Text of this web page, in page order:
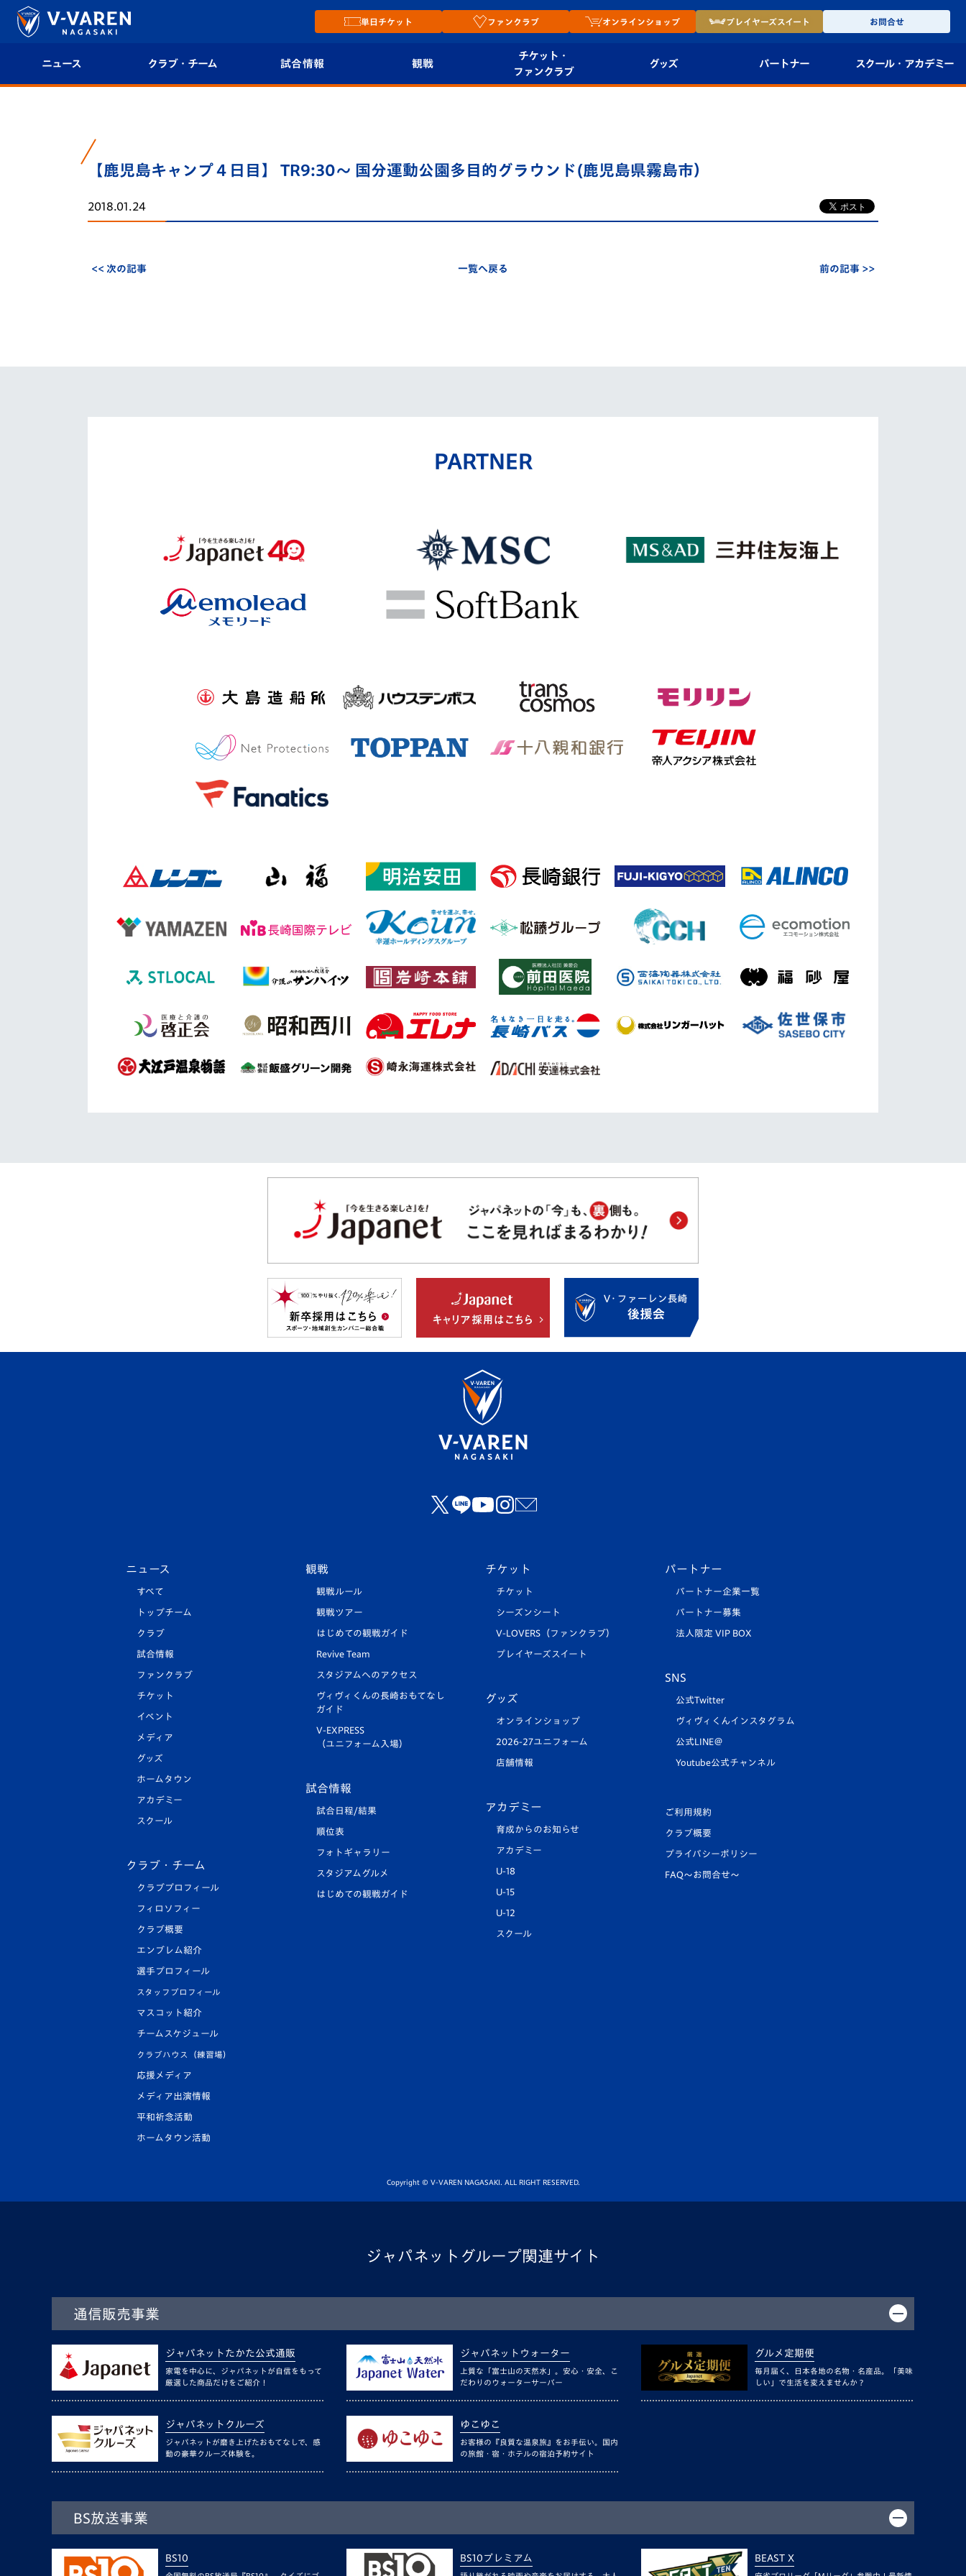
単日チケット ファンクラブ オンラインショップ プレイヤーズスイート お問合せ
ニュース クラブ・チーム
クラブ概要
エンブレム紹介
試合情報
順位表
観戦
チケット・
ファンクラブ
プレイヤーズスイート
グッズ パートナー スクール・ アカデミー
U-12
【鹿児島キャンプ４日目】 TR9:30～ 国分運動公園多目的グラウンド(鹿児島県霧島市）
2018.01.24
<< 次の記事 一覧へ戻る 前の記事 >>
PARTNER
ニュース
すべて
トップチーム
クラブ
試合情報
ファンクラブ
チケット
イベント
メディア
グッズ
ホームタウン
アカデミー
スクール
クラブ・チーム
クラブプロフィール
フィロソフィー
クラブ概要
エンブレム紹介
選手プロフィール
スタッフプロフィール
マスコット紹介
チームスケジュール
クラブハウス（練習場）
応援メディア
メディア出演情報
平和祈念活動
ホームタウン活動
観戦
観戦ルール
観戦ツアー
はじめての観戦ガイド
Revive Team
スタジアムへのアクセス
ヴィヴィくんの長崎おもてなし
ガイド
V-EXPRESS
（ユニフォーム入場）
試合情報
試合日程/結果
順位表
フォトギャラリー
スタジアムグルメ
はじめての観戦ガイド
チケット
チケット
シーズンシート
V-LOVERS（ファンクラブ）
プレイヤーズスイート
グッズ
オンラインショップ
2026-27ユニフォーム
店舗情報
アカデミー
育成からのお知らせ
アカデミー
U-18
U-15
U-12
スクール
パートナー
パートナー企業一覧
パートナー募集
法人限定 VIP BOX
SNS
公式Twitter
ヴィヴィくんインスタグラム
公式LINE＠
Youtube公式チャンネル
ご利用規約
クラブ概要
プライバシーポリシー
FAQ〜お問合せ〜
Copyright © V-VAREN NAGASAKI. ALL RIGHT RESERVED.
ジャパネットグループ関連サイト
通信販売事業
ジャパネットたかた公式通販
家電を中心に、ジャパネットが自信をもって
厳選した商品だけをご紹介！
ジャパネットウォーター
上質な「富士山の天然水」。安心・安全、こ
だわりのウォーターサーバー
グルメ定期便
毎月届く、日本各地の名物・名産品。「美味
しい」で生活を変えませんか？
ジャパネットクルーズ
ジャパネットが磨き上げたおもてなしで、感
動の豪華クルーズ体験を。
ゆこゆこ
お客様の『良質な温泉旅』をお手伝い。国内
の旅館・宿・ホテルの宿泊予約サイト
BS放送事業
BS10 BS10プレミアム BEAST X